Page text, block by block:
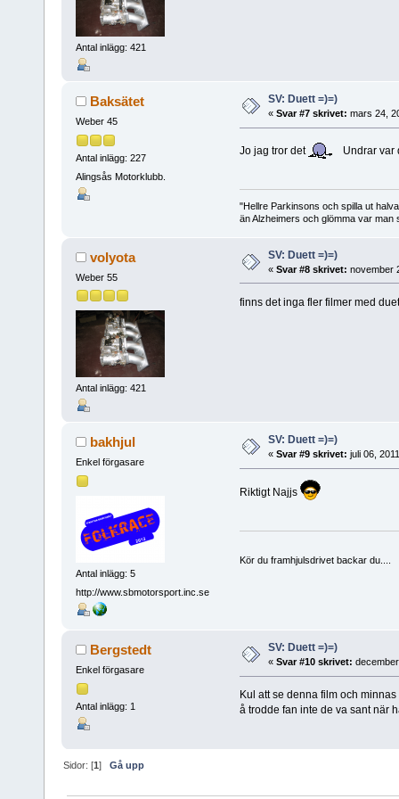
Antal inlägg: 421
Baksätet
Weber 45
Antal inlägg: 227
Alingsås Motorklubb.
SV: Duett =)=)
« Svar #7 skrivet: mars 24,
Jo jag tror det Undrar var
"Hellre Parkinsons och spilla ut
än Alzheimers och glömma var man
volyota
Weber 55
Antal inlägg: 421
SV: Duett =)=)
« Svar #8 skrivet: november
finns det inga fler filmer med
bakhjul
Enkel förgasare
Antal inlägg: 5
http://www.sbmotorsport.inc.se
SV: Duett =)=)
« Svar #9 skrivet: juli 06,
Riktigt Najjs
Kör du framhjulsdrivet backar du....
Bergstedt
Enkel förgasare
Antal inlägg: 1
SV: Duett =)=)
« Svar #10 skrivet:
Kul att se denna film och
å trodde fan inte de va sant när
Sidor: [1]Gå upp